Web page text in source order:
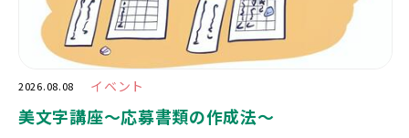
2026.08.08 イベント
美文字講座〜応募書類の作成法〜